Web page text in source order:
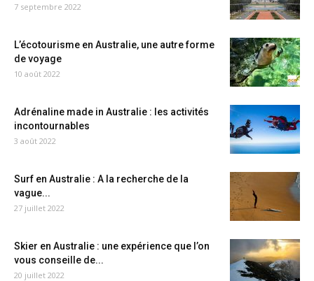
7 septembre 2022
L’écotourisme en Australie, une autre forme
de voyage
10 août 2022
Adrénaline made in Australie : les activités
incontournables
3 août 2022
Surf en Australie : A la recherche de la
vague...
27 juillet 2022
Skier en Australie : une expérience que l’on
vous conseille de...
20 juillet 2022